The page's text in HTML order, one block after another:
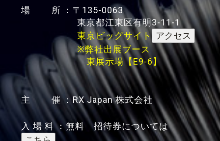
場 所 ：〒135-0063
東京都江東区有明3-11-1
東京ビッグサイト
※弊社出展ブース
東展示場【E9-6】
主 催 ：RX Japan 株式会社
入 場 料 ：無料 招待券については